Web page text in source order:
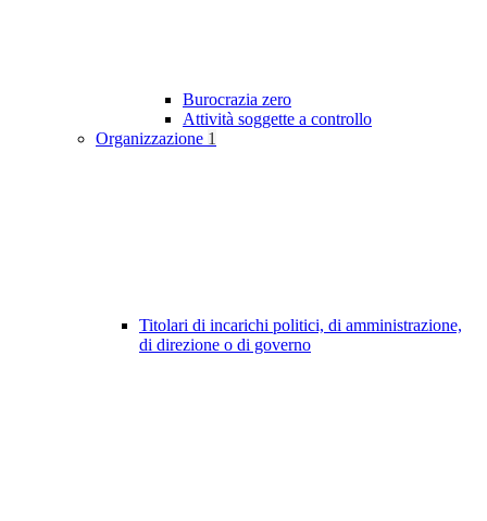
Burocrazia zero
Attività soggette a controllo
Organizzazione 1
Titolari di incarichi politici, di amministrazione,
di direzione o di governo